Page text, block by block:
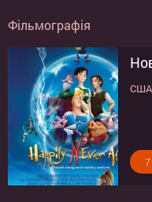
Фільмографія
7